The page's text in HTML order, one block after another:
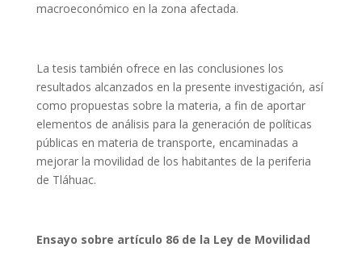
macroeconómico en la zona afectada.
La tesis también ofrece en las conclusiones los
resultados alcanzados en la presente investigación, así
como propuestas sobre la materia, a fin de aportar
elementos de análisis para la generación de políticas
públicas en materia de transporte, encaminadas a
mejorar la movilidad de los habitantes de la periferia
de Tláhuac.
Ensayo sobre artículo 86 de la Ley de Movilidad